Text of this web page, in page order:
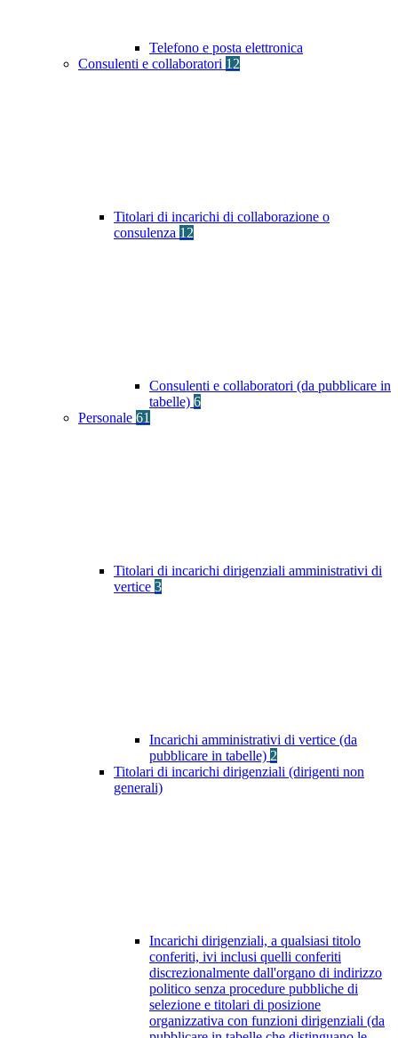
Telefono e posta elettronica
Consulenti e collaboratori 12
Titolari di incarichi di collaborazione o
consulenza 12
Consulenti e collaboratori (da pubblicare in
tabelle) 6
Personale 61
Titolari di incarichi dirigenziali amministrativi di
vertice 3
Incarichi amministrativi di vertice (da
pubblicare in tabelle) 2
Titolari di incarichi dirigenziali (dirigenti non
generali)
Incarichi dirigenziali, a qualsiasi titolo
conferiti, ivi inclusi quelli conferiti
discrezionalmente dall'organo di indirizzo
politico senza procedure pubbliche di
selezione e titolari di posizione
organizzativa con funzioni dirigenziali (da